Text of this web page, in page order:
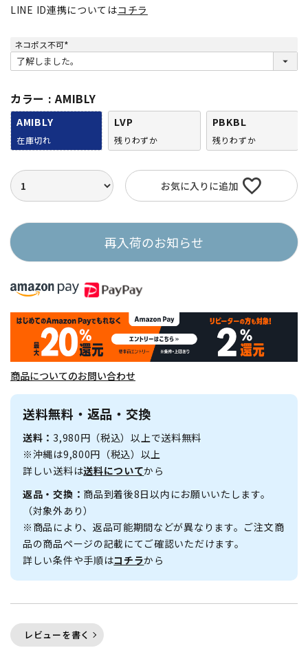
LINE ID連携についてはコチラ
ネコポス不可
(
必
須
カラー AMIBLY
AMIBLY
在庫切れ
LVP
残りわずか
PBKBL
残りわずか
お気に入りに追加
再入荷のお知らせ
商品についてのお問い合わせ
送料無料・返品・交換
送料：3,980円（税込）以上で送料無料
※沖縄は9,800円（税込）以上
詳しい送料は送料についてから
返品・交換： 商品到着後8日以内にお願いいたします。
（対象外あり）
※商品により、返品可能期間などが異なります。ご注文商
品の商品ページの記載にてご確認いただけます。
詳しい条件や手順はコチラから
レビューを書く